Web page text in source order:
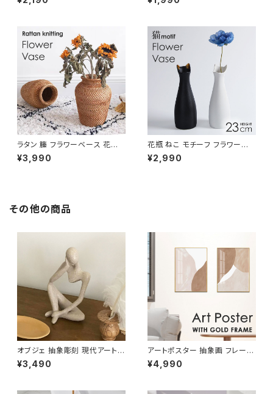
NTFV004
NTFV014
ラタン 籘 フラワーベース 花瓶
おしゃれ ラタン家具 インテリア
NTFV020
¥3,990
花瓶 ねこ モチーフ フラワーベ
ース 陶器 白 黒 おしゃれ 置物
NTFV021
¥2,990
その他の商品
オブジェ 抽象彫刻 現代アート
インテリア 置物 装飾 おしゃれ
OBJE001
¥3,490
アートポスター 抽象画 フレーム
付き イラスト 額縁 芸術 絵画 A
RTP001
¥4,990